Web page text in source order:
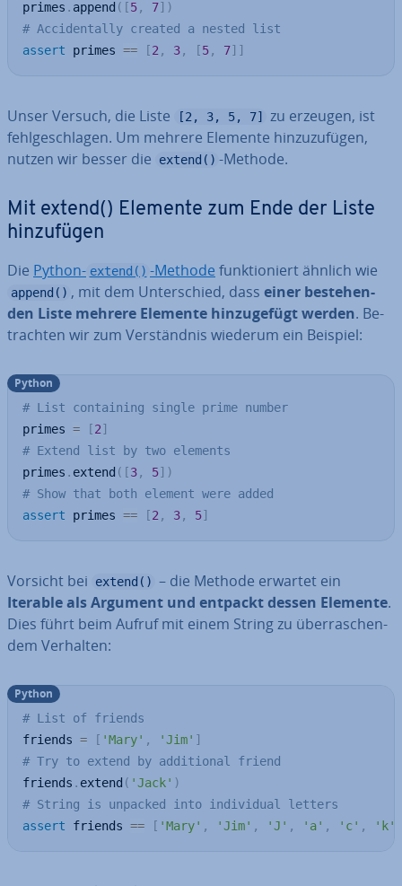
primes . append ( [5, 7] )
# Accidentally created a nested list
assert primes == [2 , 3, [5, 7] ]
Unser Versuch, die Liste [2, 3, 5, 7]
zu erzeugen, ist
fehl­ge­schla­gen. Um mehrere Elemente hin­zu­zu­fü­gen,
nutzen wir besser die
extend() -Methode.
Mit extend() Elemente zum Ende der Liste
hin­zu­fü­gen
Die Python- extend() -Methode funk­tio­niert ähnlich wie
append() , mit dem Un­ter­schied, dass einer be­stehen­
den Liste mehrere Elemente hin­zu­ge­fügt werden. Be­
trach­ten wir zum Ver­ständ­nis wiederum ein Beispiel:
# List containing single prime number
primes = [2]
# Extend list by two elements
primes . extend ( [3, 5] )
# Show that both element were added
assert primes == [2 , 3, 5]
Python
Vorsicht bei extend() – die Methode erwartet ein
Iterable als Argument und entpackt dessen Elemente.
Dies führt beim Aufruf mit einem String zu über­ra­schen­
dem Verhalten:
# List of friends
friends = [ 'Mary' , 'Jim' ]
# Try to extend by additional friend
friends . extend ( 'Jack' )
# String is unpacked into individual letters
assert friends == [ 'Mary' , 'Jim' , 'J' , 'a' , 'c' , 'k'
Python